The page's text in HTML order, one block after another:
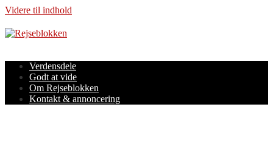
Videre til indhold
Verdensdele
Godt at vide
Om Rejseblokken
Kontakt & annoncering